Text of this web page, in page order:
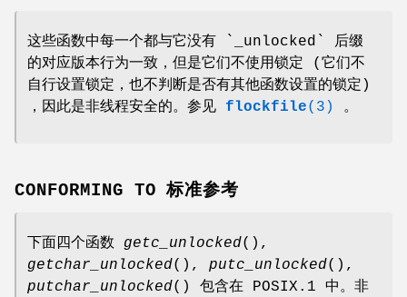
这些函数中每一个都与它没有 `_unlocked` 后缀
的对应版本行为一致，但是它们不使用锁定 (它们不
自行设置锁定，也不判断是否有其他函数设置的锁定)
，因此是非线程安全的。参见 flockfile(3) 。
CONFORMING TO 标准参考
下面四个函数 getc_unlocked(),
getchar_unlocked(), putc_unlocked(),
putchar_unlocked() 包含在 POSIX.1 中。非